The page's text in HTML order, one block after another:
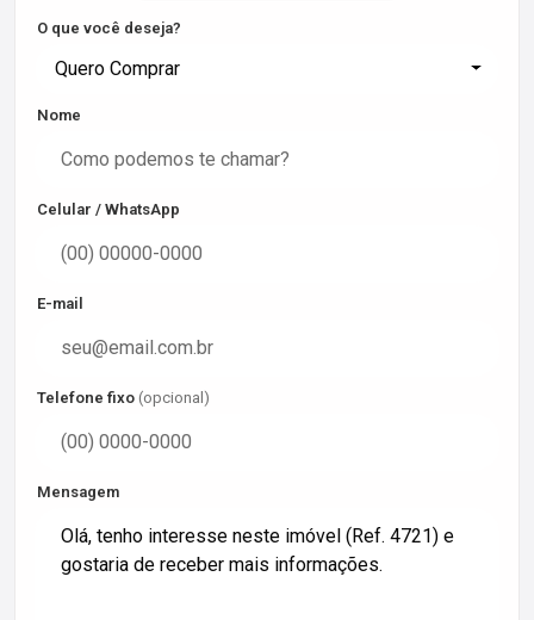
O que você deseja?
Quero Comprar
Nome
Celular / WhatsApp
E-mail
Telefone fixo (opcional)
Mensagem